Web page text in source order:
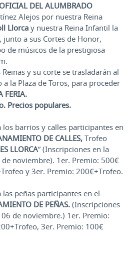
DEL ALUMBRADO
Alejos por nuestra Reina
Llorca y nuestra Reina Infantil la
, junto a sus Cortes de Honor,
de músicos de la prestigiosa
y su corte se trasladarán al
la Plaza de Toros, para proceder
FERIA.
Precios populares.
barrios y calles participantes en
DE CALLES,Trofeo
LLORCA” (Inscripciones en la
de noviembre). 1er. Premio: 500€
y 3er. Premio: 200€+Trofeo.
peñas participantes en el
DE PEÑAS. (Inscripciones
06 de noviembre.) 1er. Premio:
3er. Premio: 100€